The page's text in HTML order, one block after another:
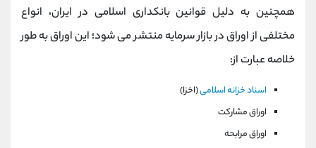
همچنین به دلیل قوانین بانکداری اسلامی در ایران، انواع
مختلفی از اوراق در بازار سرمایه منتشر می شود؛ این اوراق به طور
خلاصه عبارت از:
اسناد خزانه اسلامی(اخزا)
اوراق مشارکت
اوراق مرابحه